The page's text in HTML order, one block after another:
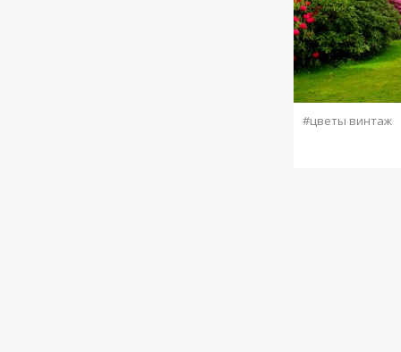
#цветы винтаж